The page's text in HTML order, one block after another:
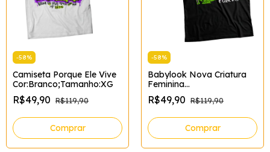
-58%
Camiseta Porque Ele Vive
Cor:Branco;Tamanho:XG
R$49,90 R$119,90
Comprar
-58%
Babylook Nova Criatura
Feminina
Tamanho:XG;Cor:Preto
R$49,90 R$119,90
Comprar